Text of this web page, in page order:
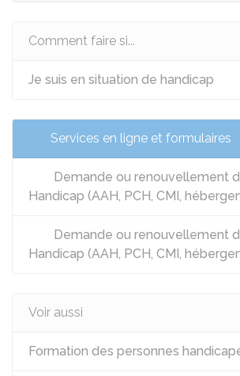
Comment faire si...
Je suis en situation de handicap
Services en ligne et formulaires
Demande ou renouvellement
Handicap (AAH, PCH, CMI,
Demande ou renouvellement
Handicap (AAH, PCH, CMI,
Voir aussi
Formation des personnes